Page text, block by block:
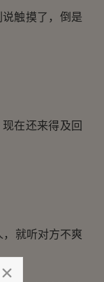
触摸了，倒是
在还来得及回
就听对方不爽